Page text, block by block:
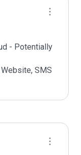
- Potentially
SMS